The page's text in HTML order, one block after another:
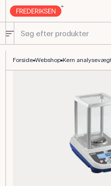
Forside Webshop Kern